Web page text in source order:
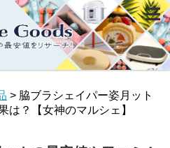
> 脇ブラシェイパー姿月ット
は？【女神のマルシェ】